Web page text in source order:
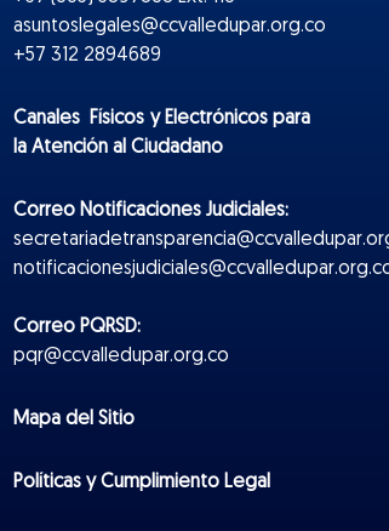
asuntoslegales@ccvalledupar.org.co
+57 312 2894689
Canales Físicos yElectrónicospara
la Atención al Ciudadano
Correo Notificaciones Judiciales:
Correo PQRSD:
pqr@ccvalledupar.org.co
Mapa del Sitio
Políticas y Cumplimiento Legal